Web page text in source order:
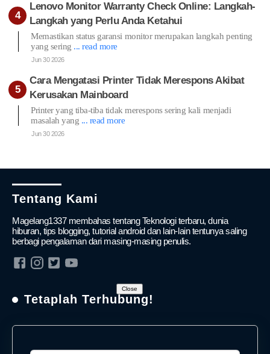
Lenovo Monitor Warranty Check Online: Langkah-
Langkah yang Perlu Anda Ketahui
Memastikan status garansi monitor merupakan langkah penting
yang sering ... read more
Jun 30 2026
Cara Mengatasi Printer Tidak Merespons Akibat
Kerusakan Mainboard
Printer yang tiba-tiba tidak merespons sering kali menjadi
masalah yang ... read more
Jun 30 2026
Tentang Kami
Magelang1337 membahas tentang Teknologi terbaru, dunia
hiburan, tips blogging, tutorial android dan lain-lain tentunya saling
berbagi pengalaman dari masing-masing penulis.
Tetaplah Terhubung!
Close